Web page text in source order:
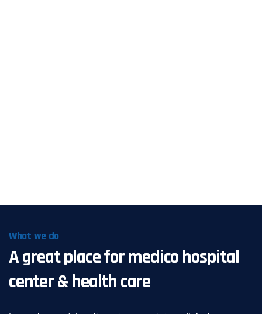
What we do
A great place for medico hospital
center & health care